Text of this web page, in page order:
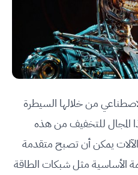
من خلالها السيطرة
المجال للتخفيف من هذه
الآلات يمكن أن تصبح متقدمة
الأساسية مثل شبكات الطاقة